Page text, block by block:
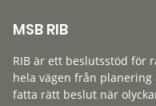
MSB RIB
RIB är ett beslutsstöd för
hela vägen från
fatta rätt beslut när